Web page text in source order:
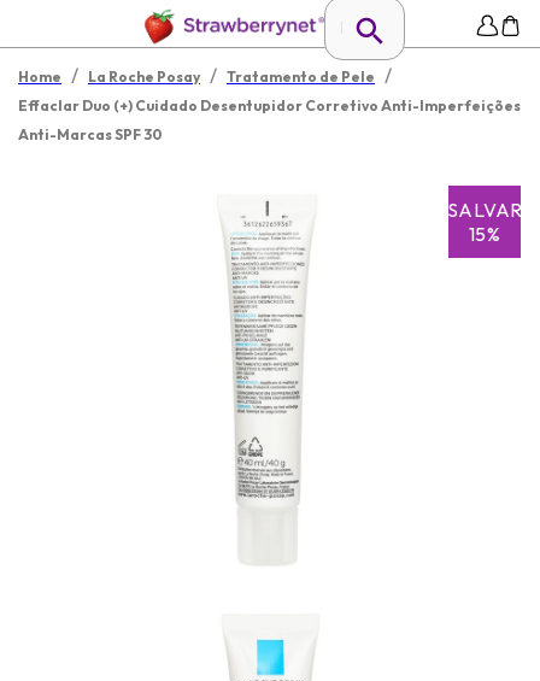
Home / La Roche Posay / Tratamento de Pele /
Effaclar Duo (+) Cuidado Desentupidor Corretivo Anti-Imperfeições
Anti-Marcas SPF 30
SALVAR
15%